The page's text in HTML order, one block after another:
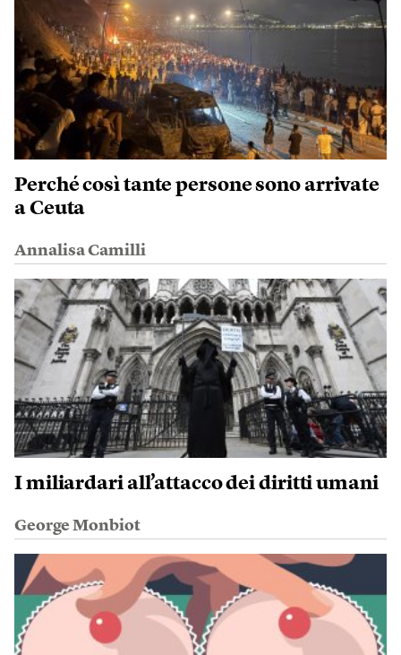
Perché così tante persone sono arrivate
a Ceuta
Annalisa Camilli
I miliardari all’attacco dei diritti umani
George Monbiot